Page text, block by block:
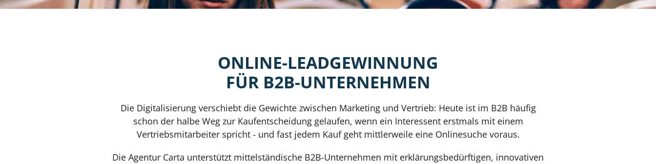
ONLINE-LEADGEWINNUNG
FÜR B2B-UNTERNEHMEN
Die Digitalisierung verschiebt die Gewichte zwischen Marketing und Vertrieb: Heute ist im B2B häufig
schon der halbe Weg zur Kaufentscheidung gelaufen, wenn ein Interessent erstmals mit einem
Vertriebsmitarbeiter spricht - und fast jedem Kauf geht mittlerweile eine Onlinesuche voraus.
Die Agentur Carta unterstützt mittelständische B2B-Unternehmen mit erklärungsbedürftigen, innovativen